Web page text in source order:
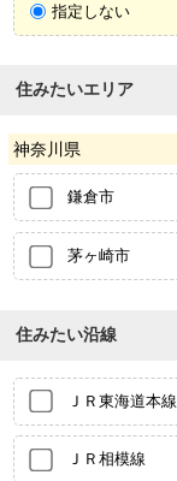
指定しない
住みたいエリア
神奈川県
鎌倉市
茅ヶ崎市
住みたい沿線
ＪＲ東海道本線
ＪＲ相模線